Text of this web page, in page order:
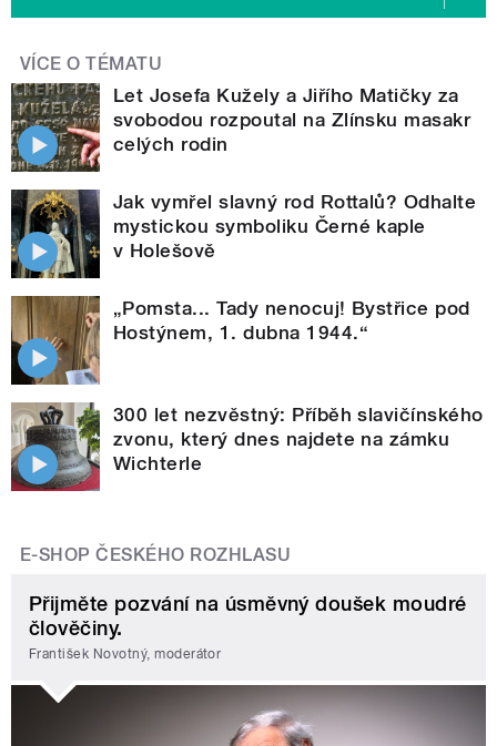
VÍCE O TÉMATU
Let Josefa Kužely a Jiřího Matičky za
svobodou rozpoutal na Zlínsku masakr
celých rodin
Jak vymřel slavný rod Rottalů? Odhalte
mystickou symboliku Černé kaple
v Holešově
„Pomsta... Tady nenocuj! Bystřice pod
Hostýnem, 1. dubna 1944.“
300 let nezvěstný: Příběh slavičínského
zvonu, který dnes najdete na zámku
Wichterle
E-SHOP ČESKÉHO ROZHLASU
Přijměte pozvání na úsměvný doušek moudré
člověčiny.
František Novotný, moderátor